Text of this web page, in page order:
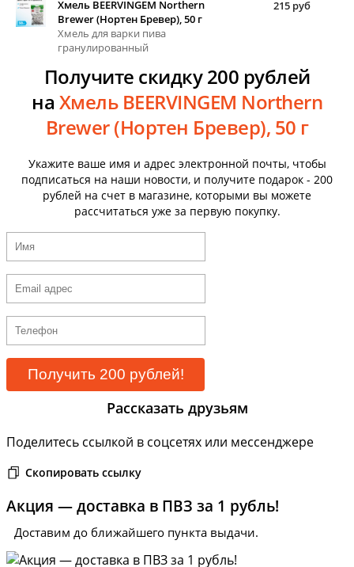
Хмель BEERVINGEM Northern
Brewer (Нортен Бревер), 50 г
Хмель для варки пива
гранулированный
215 руб
Получите скидку 200 рублей
на Хмель BEERVINGEM Northern
Brewer (Нортен Бревер), 50 г
Укажите ваше имя и адрес электронной почты, чтобы
подписаться на наши новости, и получите подарок - 200
рублей на счет в магазине, которыми вы можете
рассчитаться уже за первую покупку.
Рассказать друзьям
Поделитесь ссылкой в соцсетях или мессенджере
Скопировать ссылку
Акция — доставка в ПВЗ за 1 рубль!
Доставим до ближайшего пункта выдачи.